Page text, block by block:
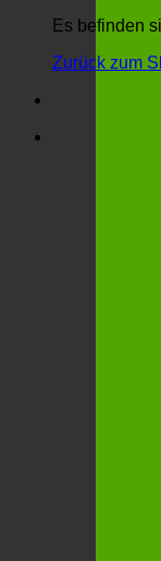
Es befinden
Zurück zum